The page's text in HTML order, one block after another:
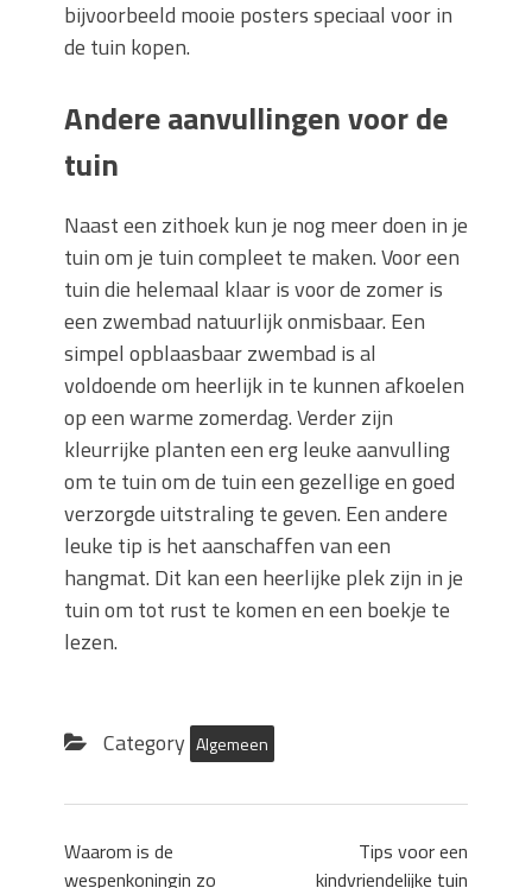
bijvoorbeeld mooie posters speciaal voor in
de tuin kopen.
Andere aanvullingen voor de
tuin
Naast een zithoek kun je nog meer doen in je
tuin om je tuin compleet te maken. Voor een
tuin die helemaal klaar is voor de zomer is
een zwembad natuurlijk onmisbaar. Een
simpel opblaasbaar zwembad is al
voldoende om heerlijk in te kunnen afkoelen
op een warme zomerdag. Verder zijn
kleurrijke planten een erg leuke aanvulling
om te tuin om de tuin een gezellige en goed
verzorgde uitstraling te geven. Een andere
leuke tip is het aanschaffen van een
hangmat. Dit kan een heerlijke plek zijn in je
tuin om tot rust te komen en een boekje te
lezen.
Category Algemeen
Waarom is de
wespenkoningin zo
Tips voor een
kindvriendelijke tuin